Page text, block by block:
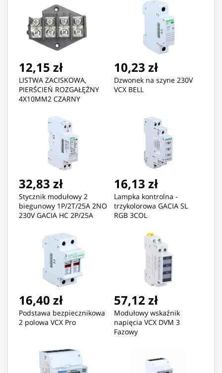
12,15 zł
LISTWA ZACISKOWA,
PIERŚCIEŃ ROZGAŁĘŹNY
4X10MM2 CZARNY
10,23 zł
Dzwonek na szyne 230V
VCX BELL
32,83 zł
Stycznik modułowy 2
biegunowy 1P/2T/25A 2NO
230V GACIA HC 2P/25A
16,13 zł
Lampka kontrolna -
trzykolorowa GACIA SL
RGB 3COL
16,40 zł
Podstawa bezpiecznikowa
2 polowa VCX Pro
57,12 zł
Modułowy wskaźnik
napięcia VCX DVM 3
Fazowy